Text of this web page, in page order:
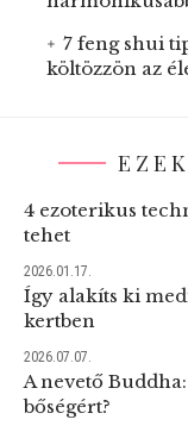
7 feng shui
költözzön az
4 ezoterikus
tehet
2026.01.17.
Így alakíts ki
kertben
2026.07.07.
A nevető
bőségért?